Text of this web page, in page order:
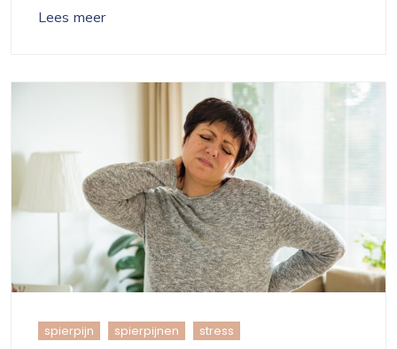
Lees meer
spierpijn spierpijnen stress